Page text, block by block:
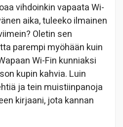
vihdoinkin vapaata Wi-
aika, tuleeko ilmainen
Oletin sen
parempi myöhään kuin
Wi-Fin kunniaksi
kupin kahvia. Luin
ja tein muistiinpanoja
kirjaani, jota kannan